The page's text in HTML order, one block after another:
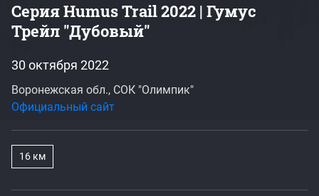
Серия Humus Trail 2022 | Гумус
Трейл "Дубовый"
30 октября 2022
Воронежская обл., СОК "Олимпик"
Официальный сайт
16 км